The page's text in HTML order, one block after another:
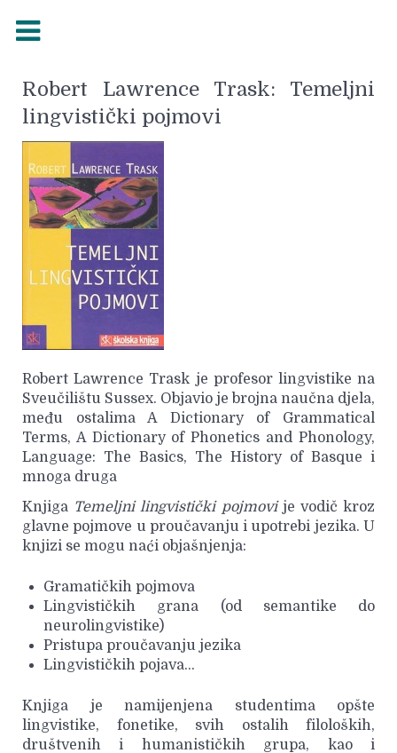
Robert Lawrence Trask: Temeljni
lingvistički pojmovi
Robert Lawrence Trask je profesor lingvistike na
Sveučilištu Sussex. Objavio je brojna naučna djela,
među ostalima A Dictionary of Grammatical
Terms, A Dictionary of Phonetics and Phonology,
Language: The Basics, The History of Basque i
mnoga druga
Knjiga Temeljni lingvistički pojmovi je vodič kroz
glavne pojmove u proučavanju i upotrebi jezika. U
knjizi se mogu naći objašnjenja:
Gramatičkih pojmova
Lingvističkih grana (od semantike do
neurolingvistike)
Pristupa proučavanju jezika
Lingvističkih pojava...
Knjiga je namijenjena studentima opšte
lingvistike, fonetike, svih ostalih filoloških,
društvenih i humanističkih grupa, kao i